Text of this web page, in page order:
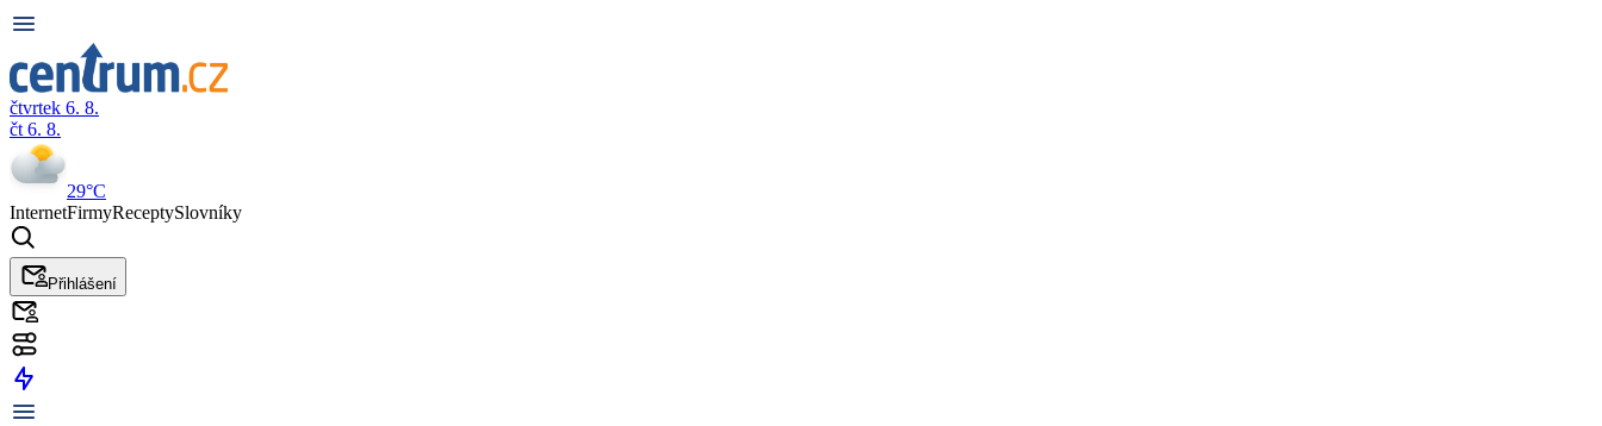
čtvrtek 6. 8.
čt 6. 8.
29°C
InternetFirmyReceptySlovníky
Přihlášení